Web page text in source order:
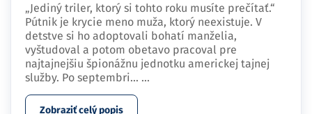
„Jediný triler, ktorý si tohto roku musíte prečítať.“
Pútnik je krycie meno muža, ktorý neexistuje. V
detstve si ho adoptovali bohatí manželia,
vyštudoval a potom obetavo pracoval pre
najtajnejšiu špionážnu jednotku americkej tajnej
služby. Po septembri… ...
Zobraziť celý popis